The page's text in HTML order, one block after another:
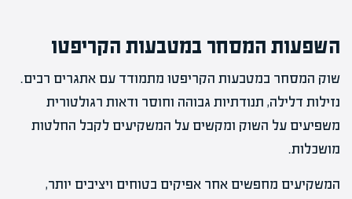
השפעות המסחר במטבעות הקריפטו
שוק המסחר במטבעות הקריפטו מתמודד עם אתגרים רבים.
נזילות דלילה, תנודתיות גבוהה וחוסר ודאות רגולטורית
משפיעים על השוק ומקשים על המשקיעים לקבל החלטות
מושכלות.
המשקיעים מחפשים אחר אפיקים בטוחים ויציבים יותר,